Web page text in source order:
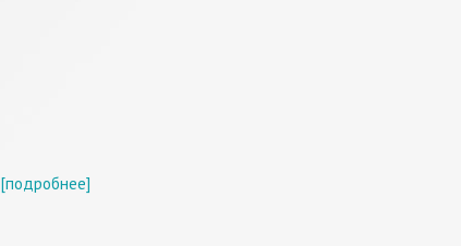
[подробнее]